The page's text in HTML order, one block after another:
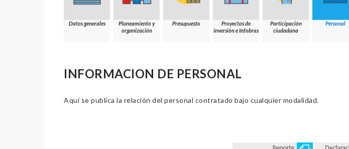
Datos generales
Planeamiento y
organización
Presupuesto
Proyectos de
inversión e Infobras
Participación
ciudadana
Personal
INFORMACION DE PERSONAL
Aquí se publica la relación del personal contratado bajo cualquier modalidad.